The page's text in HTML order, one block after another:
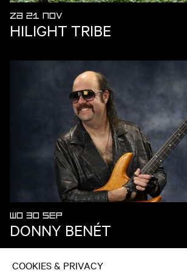
ZA 21 NOV
HILIGHT TRIBE
WO 30 SEP
DONNY BENÉT